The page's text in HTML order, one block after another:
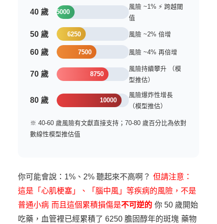
40 歲 5000
風險 ~1% ⚡ 跨越閾
值
50 歲 6250 風險 ~2% 倍增
60 歲 7500 風險 ~4% 再倍增
70 歲 8750
風險持續攀升 （模
型推估）
80 歲 10000
風險爆炸性增長
（模型推估）
※ 40-60 歲風險有文獻直接支持；70-80 歲百分比為依對
數線性模型推估值
你可能會說：1%、2% 聽起來不高啊？ 但請注意：
這是「心肌梗塞」、「腦中風」等疾病的風險，不是
普通小病 而且這個累積損傷是不可逆的 你 50 歲開始
吃藥，血管裡已經累積了 6250 膽固醇年的斑塊 藥物